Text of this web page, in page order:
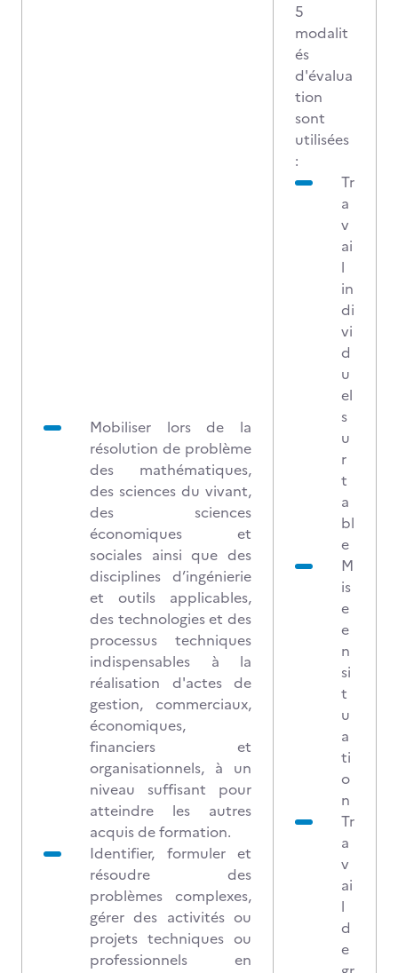
Mobiliser lors de la
résolution de problème
des mathématiques,
des sciences du vivant,
des sciences
économiques et
sociales ainsi que des
disciplines d’ingénierie
et outils applicables,
des technologies et des
processus techniques
indispensables à la
réalisation d'actes de
gestion, commerciaux,
économiques,
financiers et
organisationnels, à un
niveau suffisant pour
atteindre les autres
acquis de formation.
Identifier, formuler et
résoudre des
problèmes complexes,
gérer des activités ou
projets techniques ou
professionnels en
5
modalit
és
d'évalua
tion
sont
utilisées
:
Tr
a
v
ai
l
in
di
vi
d
u
el
s
u
r
t
a
bl
e
M
is
e
e
n
si
t
u
a
ti
o
n
Tr
a
v
ai
l
d
e